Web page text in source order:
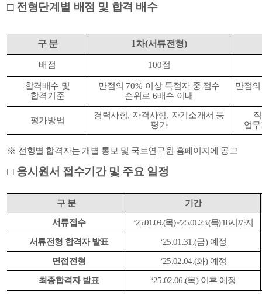
□ 전형단계별 배점 및 합격 배수
구 분 1차(서류전형)
배점 100점
합격배수 및
합격기준
만점의 70% 이상 득점자 중 점수
순위로 6배수 이내
만점
평가방법
경력사항, 자격사항, 자기소개서 등
평가
업
※ 전형별 합격자는 개별 통보 및 국토연구원 홈페이지에 공고
□ 응시원서 접수기간 및 주요 일정
구 분 기간
서류접수 ‘25.01.09.(목)~’25.01.23.(목) 18시까지
서류전형 합격자 발표 ‘25.01.31.(금) 예정
면접전형 ‘25.02.04.(화) 예정
최종합격자 발표 ‘25.02.06.(목) 이후 예정